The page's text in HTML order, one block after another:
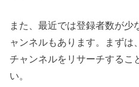
また、最近では登録者数が少
ャンネルもあります。まずは
チャンネルをリサーチするこ
い。